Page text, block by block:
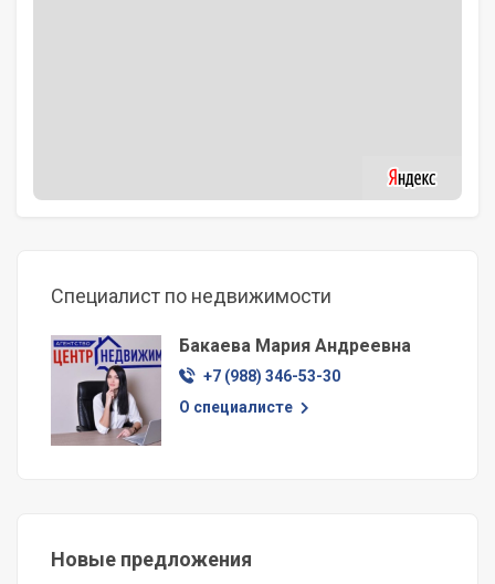
Специалист по недвижимости
Бакаева Мария Андреевна
+7 (988) 346-53-30
О специалисте
Новые предложения